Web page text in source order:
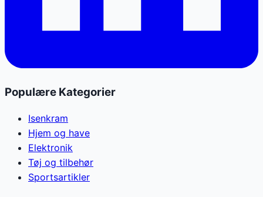
Populære Kategorier
Isenkram
Hjem og have
Elektronik
Tøj og tilbehør
Sportsartikler